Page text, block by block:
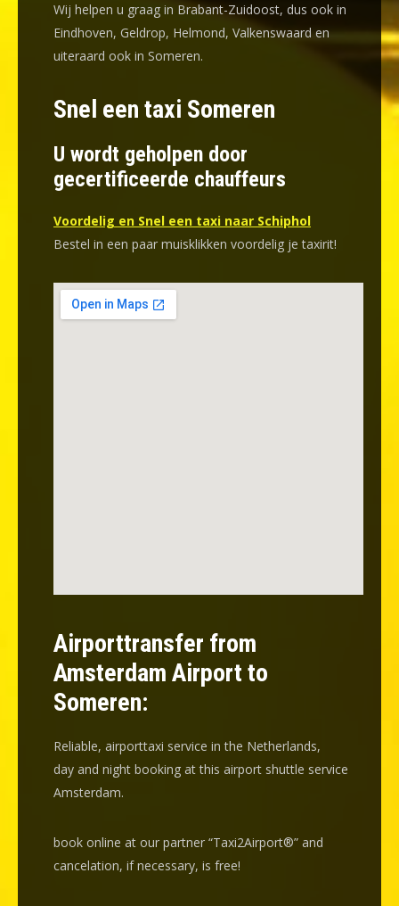
Wij helpen u graag in Brabant-Zuidoost, dus ook in
Eindhoven, Geldrop, Helmond, Valkenswaard en
uiteraard ook in Someren.
Snel een taxi Someren
U wordt geholpen door
gecertificeerde chauffeurs
Voordelig en Snel een taxi naar Schiphol
Bestel in een paar muisklikken voordelig je taxirit!
Airporttransfer from
Amsterdam Airport to
Someren:
Reliable, airporttaxi service in the Netherlands,
day and night booking at this airport shuttle service
Amsterdam.
book online at our partner “Taxi2Airport®” and
cancelation, if necessary, is free!